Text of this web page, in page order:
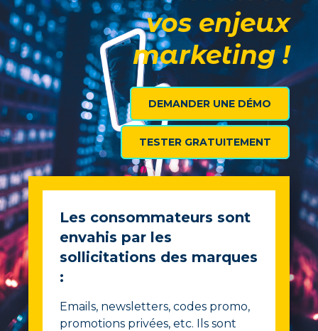
vos enjeux
marketing !
DEMANDER UNE DÉMO
TESTER GRATUITEMENT
Les consommateurs sont
envahis par les
sollicitations des marques
:
Emails, newsletters, codes promo,
promotions privées, etc. Ils sont